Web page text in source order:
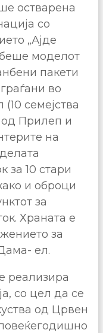
остварена
со
„Ајде
моделот
пакети
во
семејства
од Прилеп и
на
за 10 стари
и оброци
за
Храната е
за
ел.
реализира
со цел да се
од Црвен